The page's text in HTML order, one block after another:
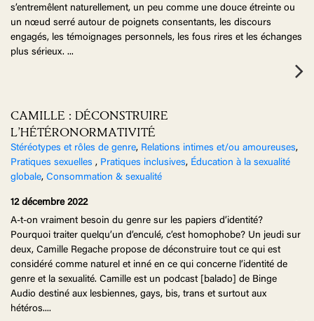
s’entremêlent naturellement, un peu comme une douce étreinte ou
un nœud serré autour de poignets consentants, les discours
engagés, les témoignages personnels, les fous rires et les échanges
plus sérieux. ...
CAMILLE : DÉCONSTRUIRE
L’HÉTÉRONORMATIVITÉ
Stéréotypes et rôles de genre, Relations intimes et/ou amoureuses,
Pratiques sexuelles , Pratiques inclusives, Éducation à la sexualité
globale, Consommation & sexualité
12 décembre 2022
A-t-on vraiment besoin du genre sur les papiers d’identité?
Pourquoi traiter quelqu’un d’enculé, c’est homophobe? Un jeudi sur
deux, Camille Regache propose de déconstruire tout ce qui est
considéré comme naturel et inné en ce qui concerne l’identité de
genre et la sexualité. Camille est un podcast [balado] de Binge
Audio destiné aux lesbiennes, gays, bis, trans et surtout aux
hétéros....